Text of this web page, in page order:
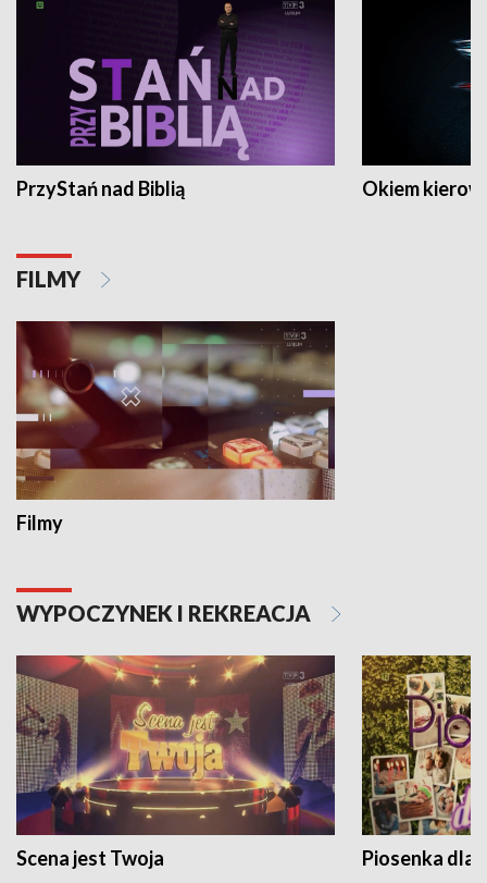
PrzyStań nad Biblią Okiem
FILMY
Filmy
WYPOCZYNEK I REKREACJA
Scena jest Twoja Piosenka dla